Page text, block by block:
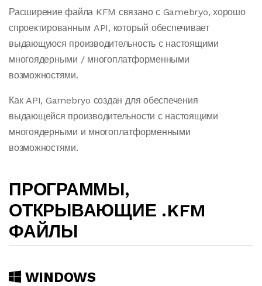
Расширение файла KFM связано с Gamebryo, хорошо
спроектированным API, который обеспечивает
выдающуюся производительность с настоящими
многоядерными / многоплатформенными
возможностями.
Как API, Gamebryo создан для обеспечения
выдающейся производительности с настоящими
многоядерными и многоплатформенными
возможностями.
ПРОГРАММЫ,
ОТКРЫВАЮЩИЕ .KFM
ФАЙЛЫ
WINDOWS